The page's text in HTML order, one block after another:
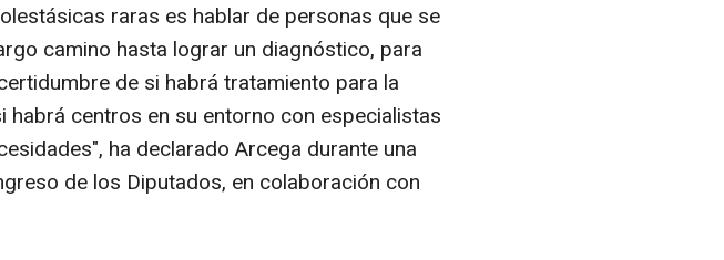
raras es hablar de personas que se
camino hasta lograr un diagnóstico, para
de si habrá tratamiento para la
habrá centros en su entorno con especialistas
ha declarado Arcega durante una
de los Diputados, en colaboración con